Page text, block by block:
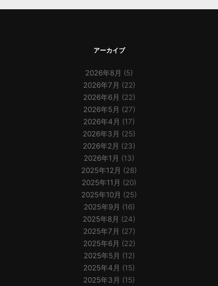
アーカイブ
2026年8月 (5)
2026年7月 (22)
2026年6月 (22)
2026年5月 (27)
2026年4月 (17)
2026年3月 (25)
2026年2月 (23)
2026年1月 (13)
2025年12月 (28)
2025年11月 (20)
2025年10月 (25)
2025年9月 (16)
2025年8月 (24)
2025年7月 (27)
2025年6月 (22)
2025年5月 (12)
2025年4月 (15)
2025年3月 (15)